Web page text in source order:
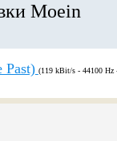
Moein
Past) (119 kBit/s - 44100 Hz